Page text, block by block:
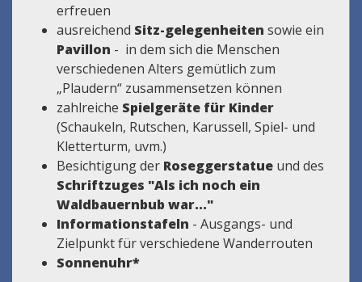
erfreuen
ausreichend Sitz-gelegenheiten sowie ein
Pavillon - in dem sich die Menschen
verschiedenen Alters gemütlich zum
„Plaudern“ zusammensetzen können
zahlreiche Spielgeräte für Kinder
(Schaukeln, Rutschen, Karussell, Spiel- und
Kletterturm, uvm.)
Besichtigung der Roseggerstatue und des
Schriftzuges "Als ich noch ein
Waldbauernbub war..."
Informationstafeln - Ausgangs- und
Zielpunkt für verschiedene Wanderrouten
Sonnenuhr*